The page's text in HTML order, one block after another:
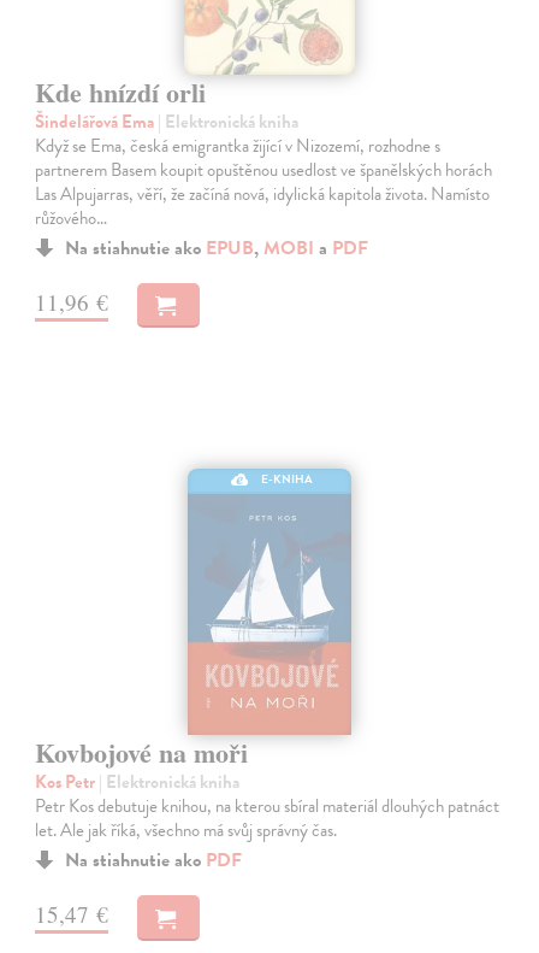
Kde hnízdí orli
Šindelářová Ema| Elektronická kniha
Když se Ema, česká emigrantka žijící v Nizozemí, rozhodne s
partnerem Basem koupit opuštěnou usedlost ve španělských horách
Las Alpujarras, věří, že začíná nová, idylická kapitola života. Namísto
růžového…
Na stiahnutie ako EPUB, MOBI a PDF
11,96 €
E-KNIHA
Kovbojové na moři
Kos Petr| Elektronická kniha
Petr Kos debutuje knihou, na kterou sbíral materiál dlouhých patnáct
let. Ale jak říká, všechno má svůj správný čas.
Na stiahnutie ako PDF
15,47 €